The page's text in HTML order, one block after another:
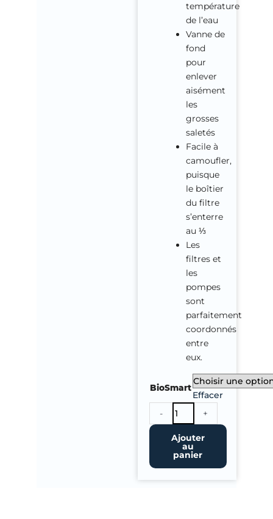
température
de l’eau
Vanne de
fond
pour
enlever
aisément
les
grosses
saletés
Facile à
camoufler,
puisque
le boîtier
du filtre
s’enterre
au ⅓
Les
filtres et
les
pompes
sont
parfaitement
coordonnés
entre
eux.
BioSmart
Effacer
-
de
Filtre
Smart
+
Ajouter
au
panier